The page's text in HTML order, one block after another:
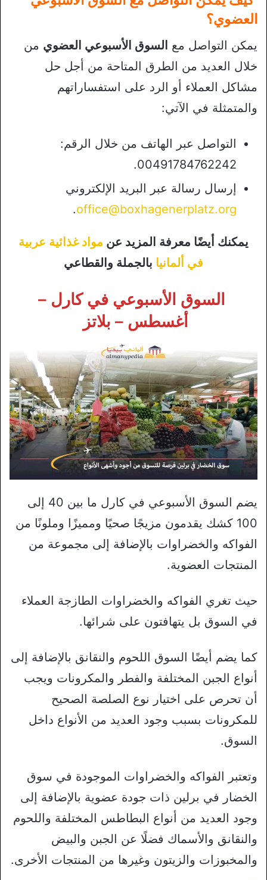
العضوي؟
يمكن التواصل مع السوق الأسبوعي العضوي من
خلال العديد من الطرق المتاحة من أجل حل
مشاكل العملاء أو الرد على استفساراتهم
والمتمثلة في الآتي:
التواصل عبر الهاتف من خلال الرقم:
00491784762242.
إرسال رسالة عبر البريد الإلكتروني
office@boxhagenerplatz.org
.
يمكنك أيضًا معرفة المزيد عن مواد غذائية عربية
في ألمانيا بالجملة والقطاعي
السوق الأسبوعي في كارل –
أغسطس – بلاتز
يضم السوق الأسبوعي في كارل ما بين 40 إلى
100 كشك يقدمون مزيجًا صحيًا ومميزًا وملونًا من
الفواكه والخضراوات بالإضافة إلى مجموعة من
المنتجات العضوية.
حيث تغري الفواكه والخضراوات الطازجة العملاء
في السوق بل يتهافتون على شرائها.
كما يضم أيضًا السوق اللحوم والنقانق بالإضافة إلى
أنواع الجبن المختلفة والفطر والمكرونات ويجب
أن تحرص على اختيار نوع الصلصة الصحيح
للمكرونات بسبب وجود العديد من الأنواع داخل
السوق.
وتعتبر الفواكه والخضراوات الموجودة في سوق
الخضار في برلين ذات جودة عضوية بالإضافة إلى
وجود العديد من أنواع البطاطس المختلفة واللحوم
والنقانق والأسماك فضلًا عن الجبن والبيض
والمخبوزات والزيتون وغيرها من المنتجات الأخرى.